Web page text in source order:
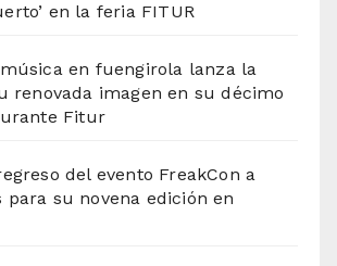
en la feria FITUR
en fuengirola lanza la
renovada imagen en su décimo
Fitur
del evento FreakCon a
para su novena edición en